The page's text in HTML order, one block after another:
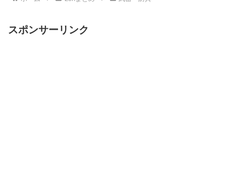
スポンサーリンク